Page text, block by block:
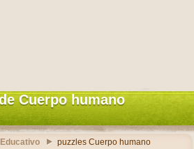
Cuerpo humano
puzzles Cuerpo humano